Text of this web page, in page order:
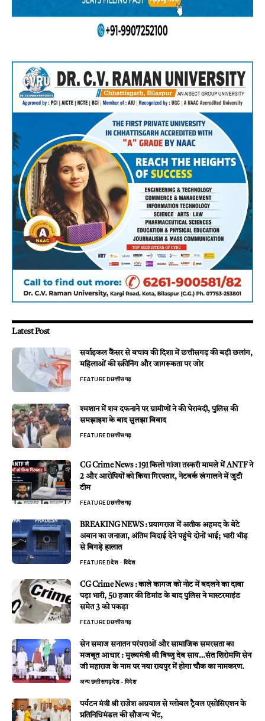
Latest Post
सर्वाइकल कैंसर से बचाव की दिशा में छत्तीसगढ़ की बड़ी छलांग,
महिलाओं की स्क्रीनिंग और जागरूकता पर जोर
FEATUREDछत्तीसगढ़
श्मशान में शव दफनाने पर ग्रामीणों ने की घेराबंदी, पुलिस की
समझाइश के बाद सुलझा विवाद
FEATUREDछत्तीसगढ़
CG Crime News : 191 किलो गांजा तस्करी मामले में ANTF ने
2 और आरोपियों को किया गिरफ्तार, नेटवर्क खंगालने में जुटी
टीम
FEATUREDछत्तीसगढ़
BREAKING NEWS : प्रयागराज में अतीक अहमद के बेटे
अबान का जनाजा, अंतिम विदाई देने पहुंचे दोनों भाई; भारी भीड़
से बिगड़े हालात
FEATUREDदेश - विदेश
CG Crime News : काले कागज को नोट में बदलने का दावा
पड़ा भारी, 50 हजार की डिमांड के बाद पुलिस ने मास्टरमाइंड
समेत 3 को पकड़ा
FEATUREDछत्तीसगढ़
सेन समाज सनातन परंपराओं और सामाजिक समरसता का
मजबूत आधार : मुख्यमंत्री श्री विष्णु देव साय…संत शिरोमणि सेन
जी महाराज के नाम पर नया रायपुर में होगा चौक का नामकरण.
अन्यछत्तीसगढ़देश - विदेश
पर्यटन मंत्री श्री राजेश अग्रवाल से ग्लोबल ट्रैवल एसोसिएशन के
प्रतिनिधिमंडल की सौजन्य भेंट,